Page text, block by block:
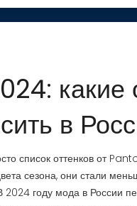
какие
в
список оттенков от
сезона, они стали
2024 году мода в России